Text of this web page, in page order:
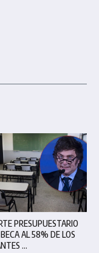
PRESUPUESTARIO
AL 58% DE LOS
...